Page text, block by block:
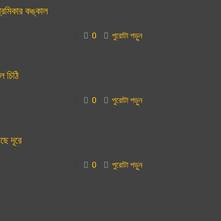
কঙ্কাল
0 পুরোটা পড়ুন
চিঠি
0 পুরোটা পড়ুন
দূরে
0 পুরোটা পড়ুন